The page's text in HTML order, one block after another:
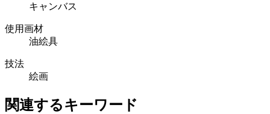
キャンバス
使用画材
油絵具
技法
絵画
関連するキーワード